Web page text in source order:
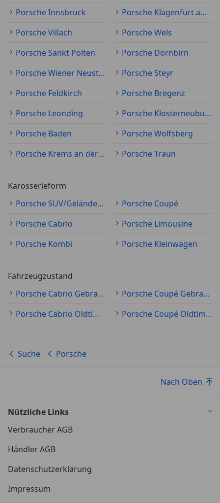
Porsche Innsbruck
Porsche Klagenfurt am Wörthersee
Porsche Villach
Porsche Wels
Porsche Sankt Pölten
Porsche Dornbirn
Porsche Wiener Neustadt
Porsche Steyr
Porsche Feldkirch
Porsche Bregenz
Porsche Leonding
Porsche Klosterneuburg
Porsche Baden
Porsche Wolfsberg
Porsche Krems an der Donau
Porsche Traun
Karosserieform
Porsche SUV/Geländewagen/Pickup
Porsche Coupé
Porsche Cabrio
Porsche Limousine
Porsche Kombi
Porsche Kleinwagen
Fahrzeugzustand
Porsche Cabrio Gebraucht
Porsche Coupé Gebraucht
Porsche Cabrio Oldtimer
Porsche Coupé Oldtimer
Suche Porsche
Nach Oben
Nützliche Links
Verbraucher AGB
Händler AGB
Datenschutzerklärung
Impressum